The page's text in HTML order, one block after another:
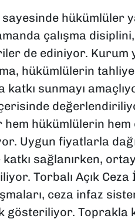
hükümlüler
çalışma
de ediniyor. Kurum
hükümlülerin
katkı sunmayı
hem hükümlülerin
Uygun fiyatlarla
sağlanırken,
Torbalı Açık
ceza infaz
gösteriliyor. Toprakla